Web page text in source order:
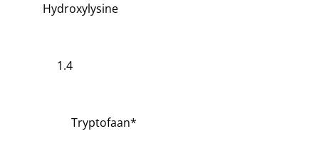
Hydroxylysine
1.4
Tryptofaan*